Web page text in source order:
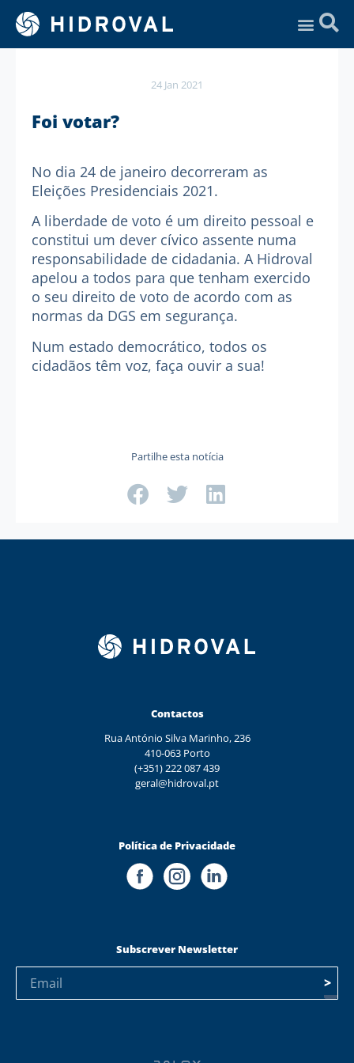
24 Jan 2021
Foi votar?
No dia 24 de janeiro decorreram as
Eleições Presidenciais 2021.
A liberdade de voto é um direito pessoal e
constitui um dever cívico assente numa
responsabilidade de cidadania. A Hidroval
apelou a todos para que tenham exercido
o seu direito de voto de acordo com as
normas da DGS em segurança.
Num estado democrático, todos os
cidadãos têm voz, faça ouvir a sua!
Partilhe esta notícia
Contactos
Rua António Silva Marinho, 236
410-063 Porto
(+351) 222 087 439
geral@hidroval.pt
Política de Privacidade
Subscrever Newsletter
>